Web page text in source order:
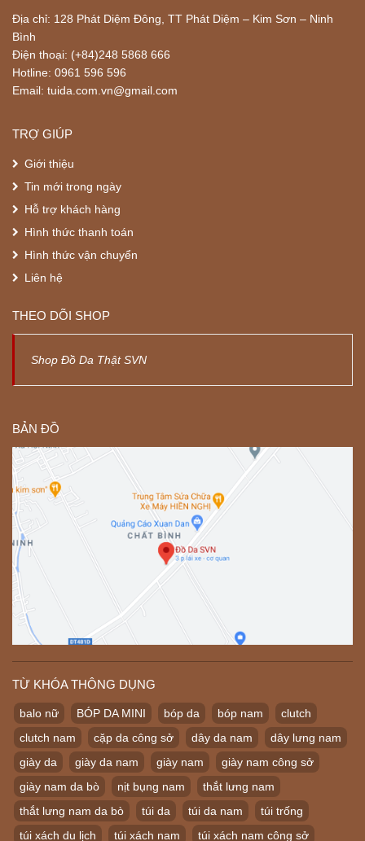
Địa chỉ: 128 Phát Diệm Đông, TT Phát Diệm – Kim Sơn – Ninh
Bình
Điện thoại: (+84)248 5868 666
Hotline: 0961 596 596
Email: tuida.com.vn@gmail.com
TRỢ GIÚP
Giới thiệu
Tin mới trong ngày
Hỗ trợ khách hàng
Hình thức thanh toán
Hình thức vận chuyển
Liên hệ
THEO DÕI SHOP
Shop Đồ Da Thật SVN
BẢN ĐỒ
TỪ KHÓA THÔNG DỤNG
balo nữ BÓP DA MINI bóp da bóp nam
clutch
clutch nam
cặp da công sở dây da nam
dây lưng nam
giày da
giày da nam giày nam
giày nam công sở
giày nam da bò
nịt bụng nam
thắt lưng nam
thắt lưng nam da bò
túi da túi da nam
túi trống
túi xách du lịch
túi xách nam túi xách nam công sở